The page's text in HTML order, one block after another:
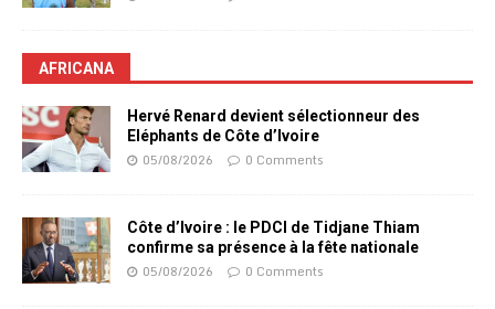
AFRICANA
Hervé Renard devient sélectionneur des
Eléphants de Côte d’Ivoire
05/08/2026 0 Comments
Côte d’Ivoire : le PDCI de Tidjane Thiam
confirme sa présence à la fête nationale
05/08/2026 0 Comments